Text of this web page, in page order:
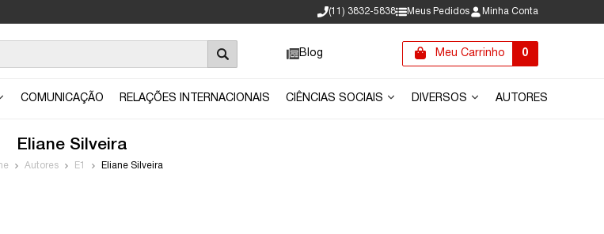
(11) 3832-5838 Meus Pedidos Minha Conta
Blog Meu Carrinho 0
COMUNICAÇÃO RELAÇÕES INTERNACIONAIS CIÊNCIAS SOCIAIS DIVERSOS AUTORES
Eliane Silveira
Autores E1 Eliane Silveira